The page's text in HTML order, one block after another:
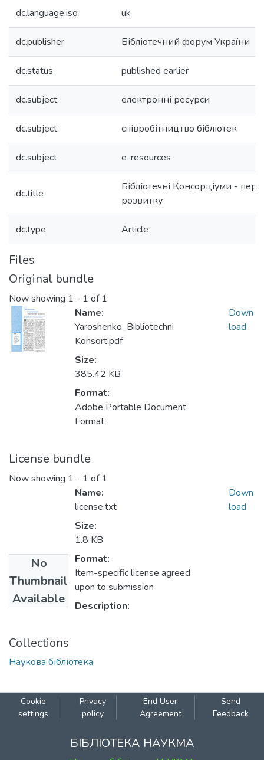
dc.language.iso uk
dc.publisher Бібліотечний форум України
dc.status published earlier
dc.subject електронні ресурси
dc.subject співробітництво бібліотек
dc.subject e-resources
dc.title
Бібліотечні Консорціуми -
розвитку
dc.type Article
Files
Original bundle
Now showing 1 - 1 of 1
Name:
Yaroshenko_Bibliotechni
Konsort.pdf
Size:
385.42 KB
Format:
Adobe Portable Document
Format
Down
load
License bundle
Now showing 1 - 1 of 1
No
Thumbnail
Available
Name:
license.txt
Size:
1.8 KB
Format:
Item-specific license agreed
upon to submission
Description:
Down
load
Collections
Наукова бібліотека
Cookie
settings
Privacy
policy
End User
Agreement
Send
Feedback
БІБЛІОТЕКА НАУКМА